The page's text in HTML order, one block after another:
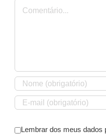
Comentário
Lembrar dos meus dados